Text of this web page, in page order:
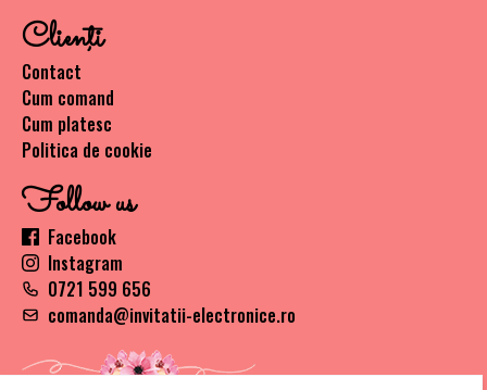
Clienţi
Contact
Cum comand
Cum platesc
Politica de cookie
Follow us
Facebook
Instagram
0721 599 656
comanda@invitatii-electronice.ro